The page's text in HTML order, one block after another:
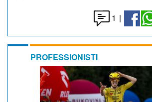
1 |
PROFESSIONISTI